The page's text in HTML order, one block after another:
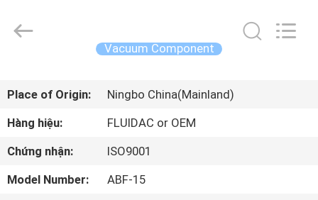
CHỦ
CÁC
SẢN
FLUID
AUTOMATIC
Vacuum Component
Place of Origin:
Ningbo China(Mainland)
Hàng hiệu:
FLUIDAC or OEM
Chứng nhận:
ISO9001
Model Number:
ABF-15